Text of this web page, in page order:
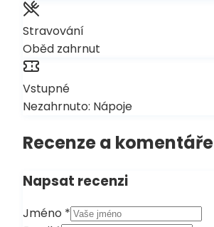
Stravování
Oběd zahrnut
Vstupné
Nezahrnuto: Nápoje
Recenze a komentáře
Napsat recenzi
Jméno *